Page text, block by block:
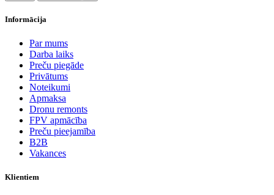
Informācija
Par mums
Darba laiks
Preču piegāde
Privātums
Noteikumi
Apmaksa
Dronu remonts
FPV apmācība
Preču pieejamība
B2B
Vakances
Klientiem